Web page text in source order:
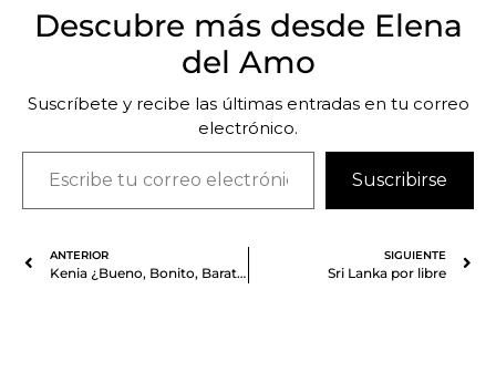
Descubre más desde Elena
del Amo
Suscríbete y recibe las últimas entradas en tu correo
electrónico.
Suscribirse
ANTERIOR
Kenia ¿Bueno, Bonito, Barato?
SIGUIENTE
Sri Lanka por libre